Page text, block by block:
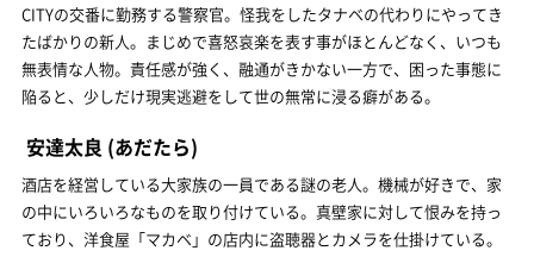
CITYの交番に勤務する警察官。怪我をしたタナベの代わりにやってき
たばかりの新人。まじめで喜怒哀楽を表す事がほとんどなく、いつも
無表情な人物。責任感が強く、融通がきかない一方で、困った事態に
陥ると、少しだけ現実逃避をして世の無常に浸る癖がある。
安達太良 (あだたら)
酒店を経営している大家族の一員である謎の老人。機械が好きで、家
の中にいろいろなものを取り付けている。真壁家に対して恨みを持っ
ており、洋食屋「マカベ」の店内に盗聴器とカメラを仕掛けている。